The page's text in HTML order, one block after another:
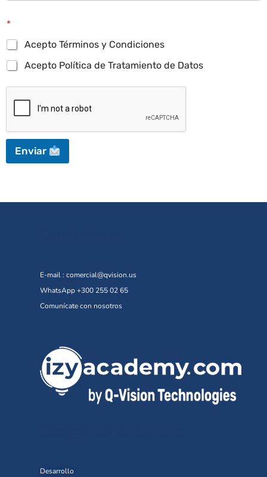
*
Acepto Términos y Condiciones
Acepto Política de Tratamiento de Datos
Enviar
E-mail : comercial@qvision.us
WhatsApp +300 255 02 65
Comunícate con nosotros
Desarrollo